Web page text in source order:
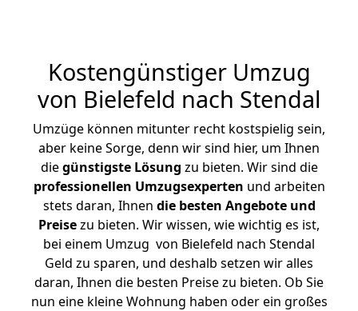
Kostengünstiger Umzug
von Bielefeld nach Stendal
Umzüge können mitunter recht kostspielig sein,
aber keine Sorge, denn wir sind hier, um Ihnen
diegünstigste Lösung zu bieten. Wir sind die
professionellen Umzugsexperten und arbeiten
stets daran, Ihnen die besten Angebote und
Preisezu bieten. Wir wissen, wie wichtig es ist,
bei einem Umzug von Bielefeld nach Stendal
Geld zu sparen, und deshalb setzen wir alles
daran, Ihnen die besten Preise zu bieten. Ob Sie
nun eine kleine Wohnung haben oder ein großes